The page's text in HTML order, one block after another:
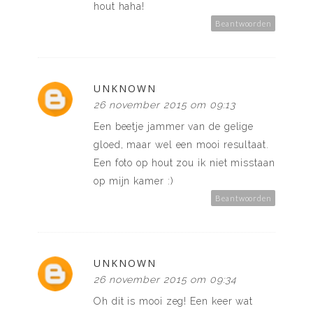
hout haha!
Beantwoorden
UNKNOWN
26 november 2015 om 09:13
Een beetje jammer van de gelige
gloed, maar wel een mooi resultaat.
Een foto op hout zou ik niet misstaan
op mijn kamer :)
Beantwoorden
UNKNOWN
26 november 2015 om 09:34
Oh dit is mooi zeg! Een keer wat